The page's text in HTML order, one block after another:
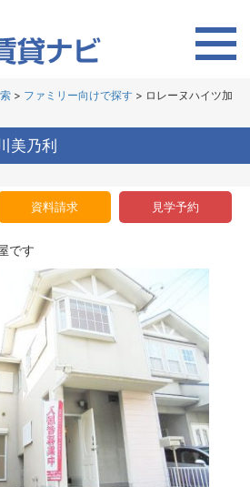
> ファミリー向けで探す > ロレーヌハイツ加
美乃利
資料請求 見学予約
です